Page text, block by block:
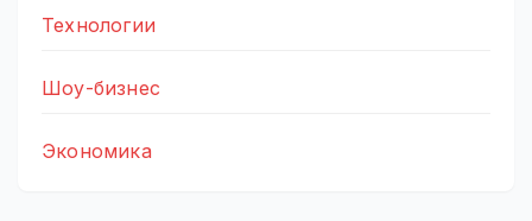
Технологии
Шоу-бизнес
Экономика